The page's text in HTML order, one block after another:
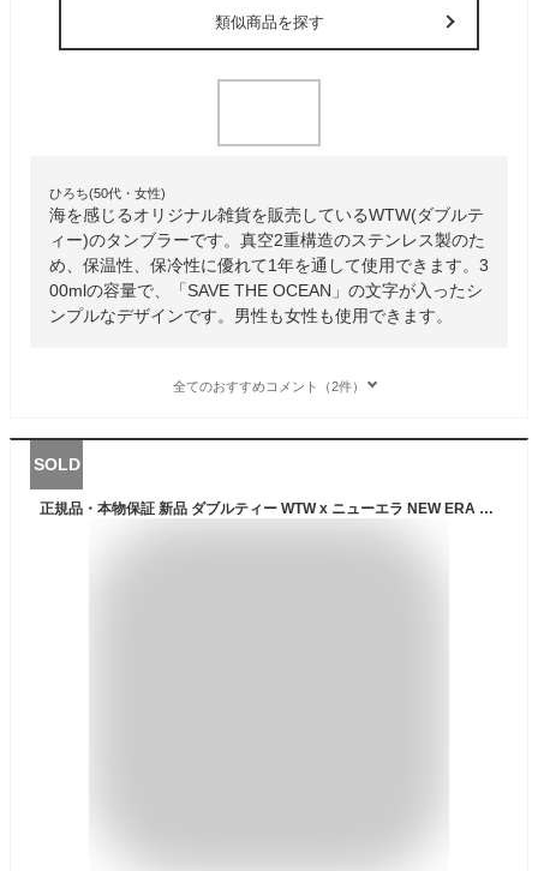
類似商品を探す
ひろち(50代・女性)
海を感じるオリジナル雑貨を販売しているWTW(ダブルテ
ィー)のタンブラーです。真空2重構造のステンレス製のた
め、保温性、保冷性に優れて1年を通して使用できます。3
00mlの容量で、「SAVE THE OCEAN」の文字が入ったシ
ンプルなデザインです。男性も女性も使用できます。
全てのおすすめコメント（2件）
SOLD
正規品・本物保証 新品 ダブルティー WTW x ニューエラ NEW ERA 9THIRTY MESH メッシュ キャップ BEIGE ベージュ メンズ レディース 新作 ヘッドウェア